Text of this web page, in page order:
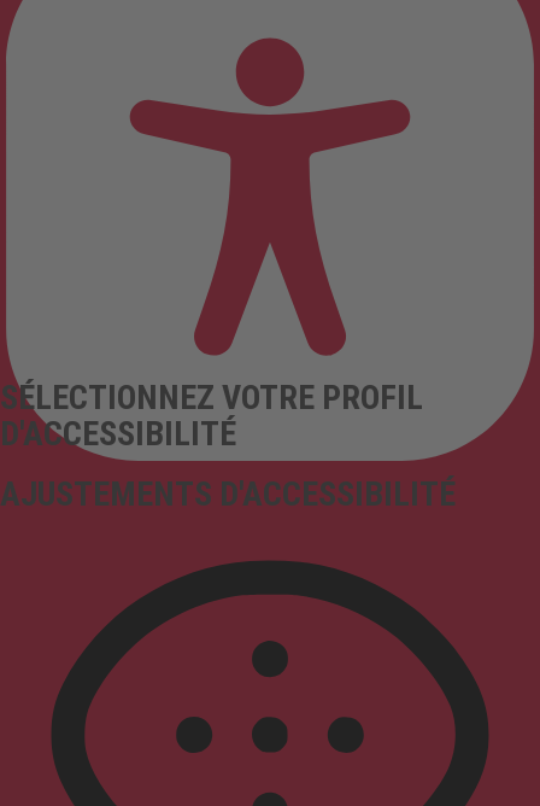
AJUSTEMENTS D'ACCESSIBILITÉ
SÉLECTIONNEZ VOTRE PROFIL
D'ACCESSIBILITÉ